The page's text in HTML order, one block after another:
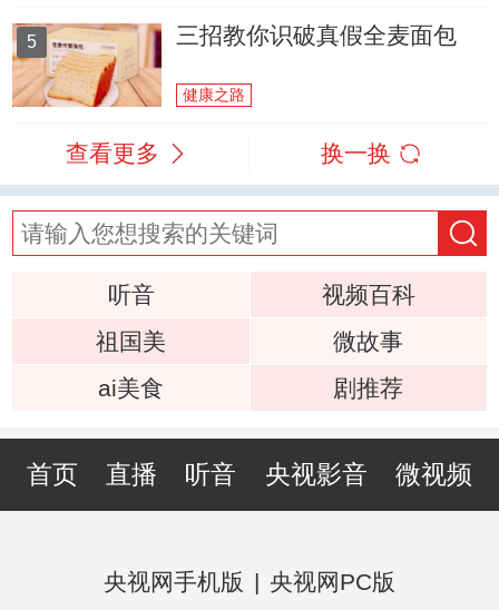
5 三招教你识破真假全麦面包
健康之路
查看更多 换一换
听音
视频百科
祖国美
微故事
ai美食
剧推荐
首页 直播 听音 央视影音 微视频
央视网手机版 | 央视网PC版